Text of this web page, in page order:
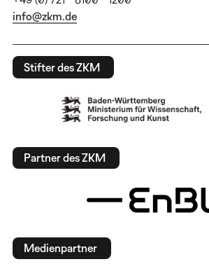
info@zkm.de
Stifter des ZKM
Partner des ZKM
Medienpartner